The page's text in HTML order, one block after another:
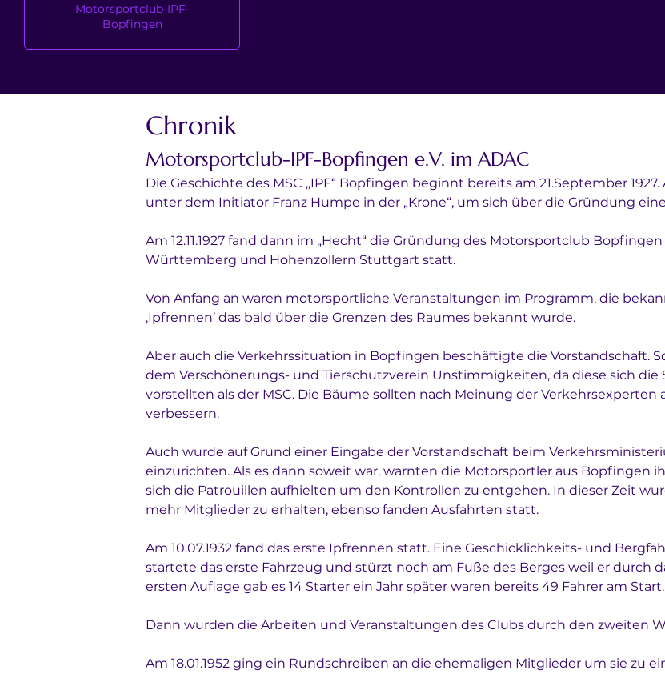
Motorsportclub-IPF-
Bopfingen
Chronik
Motorsportclub-IPF-Bopfingen e.V. im ADAC
Die Geschichte des MSC „IPF“ Bopfingen beginnt bereits am 21.September
unter dem Initiator Franz Humpe in der „Krone“, um sich über die Gründung
Am 12.11.1927 fand dann im „Hecht“ die Gründung des Motorsportclub
Württemberg und Hohenzollern Stuttgart statt.
Von Anfang an waren motorsportliche Veranstaltungen im Programm, die
‚Ipfrennen’ das bald über die Grenzen des Raumes bekannt wurde.
Aber auch die Verkehrssituation in Bopfingen beschäftigte die Vorstandschaft.
dem Verschönerungs- und Tierschutzverein Unstimmigkeiten, da diese sich
vorstellten als der MSC. Die Bäume sollten nach Meinung der
verbessern.
Auch wurde auf Grund einer Eingabe der Vorstandschaft beim
einzurichten. Als es dann soweit war, warnten die Motorsportler aus Bopfingen
sich die Patrouillen aufhielten um den Kontrollen zu entgehen. In dieser Zeit
mehr Mitglieder zu erhalten, ebenso fanden Ausfahrten statt.
Am 10.07.1932 fand das erste Ipfrennen statt. Eine Geschicklichkeits- und
startete das erste Fahrzeug und stürzt noch am Fuße des Berges weil er durch
ersten Auflage gab es 14 Starter ein Jahr später waren bereits 49 Fahrer am Start.
Dann wurden die Arbeiten und Veranstaltungen des Clubs durch den zweiten
Am 18.01.1952 ging ein Rundschreiben an die ehemaligen Mitglieder um sie zu